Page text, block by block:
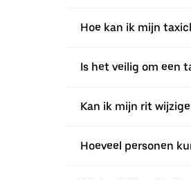
Hoe kan ik mijn
Is het veilig om een
Kan ik mijn rit
Hoeveel personen